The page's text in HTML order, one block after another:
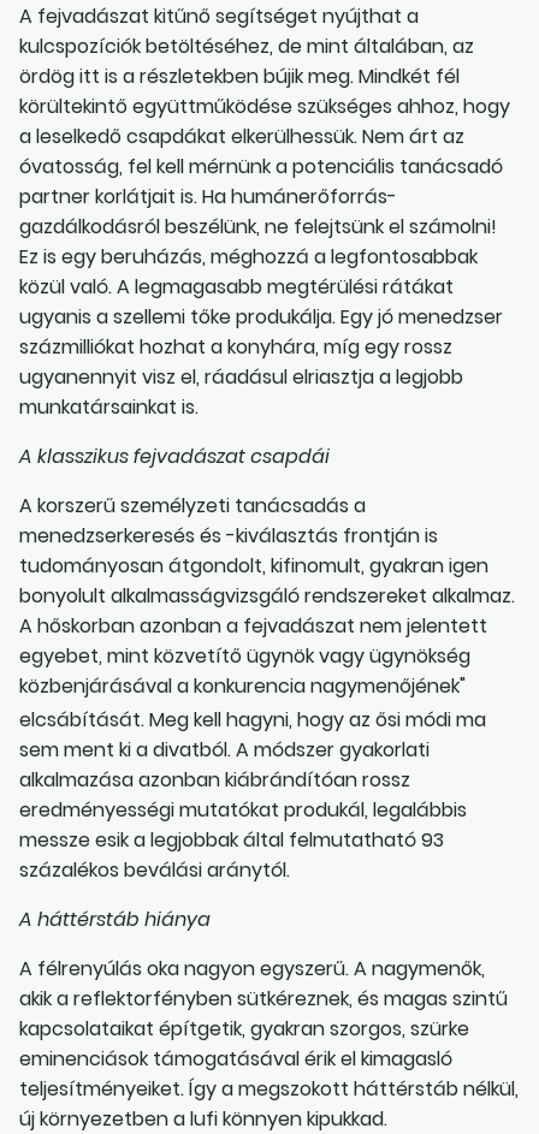
A fejvadászat kitűnő segítséget nyújthat a
kulcspozíciók betöltéséhez, de mint általában, az
ördög itt is a részletekben bújik meg. Mindkét fél
körültekintő együttműködése szükséges ahhoz, hogy
a leselkedő csapdákat elkerülhessük. Nem árt az
óvatosság, fel kell mérnünk a potenciális tanácsadó
partner korlátjait is. Ha humánerőforrás-
gazdálkodásról beszélünk, ne felejtsünk el számolni!
Ez is egy beruházás, méghozzá a legfontosabbak
közül való. A legmagasabb megtérülési rátákat
ugyanis a szellemi tőke produkálja. Egy jó menedzser
százmilliókat hozhat a konyhára, míg egy rossz
ugyanennyit visz el, ráadásul elriasztja a legjobb
munkatársainkat is.
A klasszikus fejvadászat csapdái
A korszerű személyzeti tanácsadás a
menedzserkeresés és -kiválasztás frontján is
tudományosan átgondolt, kifinomult, gyakran igen
bonyolult alkalmasságvizsgáló rendszereket alkalmaz.
A hőskorban azonban a fejvadászat nem jelentett
egyebet, mint közvetítő ügynök vagy ügynökség
közbenjárásával a konkurencia nagymenőjének"
elcsábítását. Meg kell hagyni, hogy az ősi módi ma
sem ment ki a divatból. A módszer gyakorlati
alkalmazása azonban kiábrándítóan rossz
eredményességi mutatókat produkál, legalábbis
messze esik a legjobbak által felmutatható 93
százalékos beválási aránytól.
A háttérstáb hiánya
A félrenyúlás oka nagyon egyszerű. A nagymenők,
akik a reflektorfényben sütkéreznek, és magas szintű
kapcsolataikat építgetik, gyakran szorgos, szürke
eminenciások támogatásával érik el kimagasló
teljesítményeiket. Így a megszokott háttérstáb nélkül,
új környezetben a lufi könnyen kipukkad.